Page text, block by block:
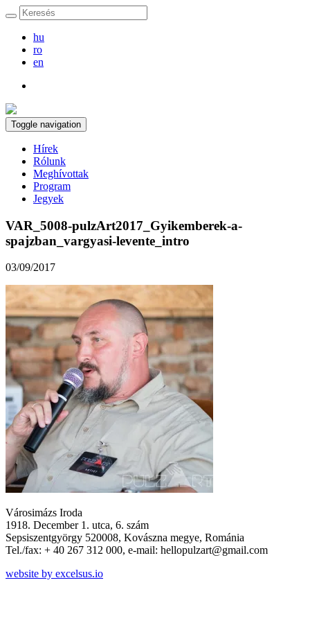
hu
ro
en
Toggle navigation
Hírek
Rólunk
Meghívottak
Program
Jegyek
VAR_5008-pulzArt2017_Gyikemberek-a-
spajzban_vargyasi-levente_intro
03/09/2017
Városimázs Iroda
1918. December 1. utca, 6. szám
Sepsiszentgyörgy 520008, Kovászna megye, Románia
Tel./fax: + 40 267 312 000, e-mail: hellopulzart@gmail.com
website by excelsus.io